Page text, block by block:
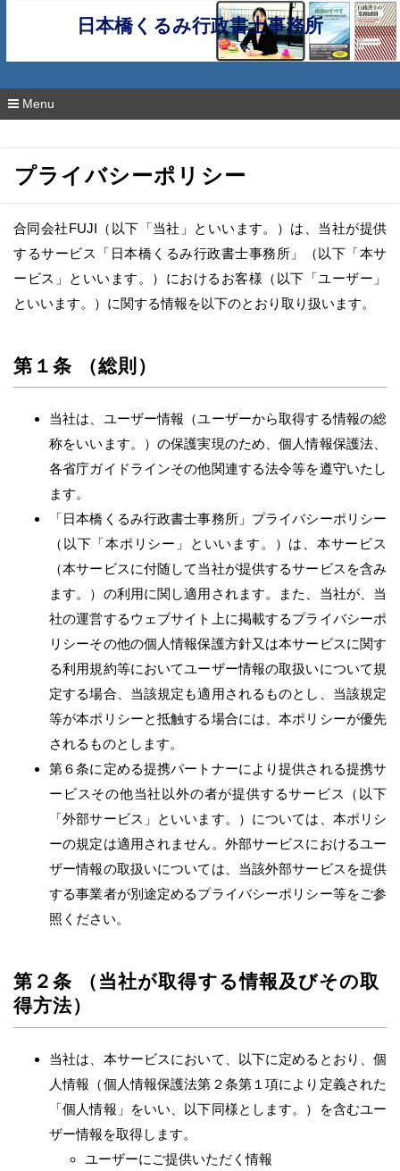
日本橋くるみ行政書士事務所
Menu
へ
プライバシーポリシー
合同会社FUJI（以下「当社」といいます。）は、当社が提供
するサービス「日本橋くるみ行政書士事務所」（以下「本サ
ービス」といいます。）におけるお客様（以下「ユーザー」
といいます。）に関する情報を以下のとおり取り扱います。
第１条 （総則）
当社は、ユーザー情報（ユーザーから取得する情報の総
称をいいます。）の保護実現のため、個人情報保護法、
各省庁ガイドラインその他関連する法令等を遵守いたし
ます。
「日本橋くるみ行政書士事務所」プライバシーポリシー
（以下「本ポリシー」といいます。）は、本サービス
（本サービスに付随して当社が提供するサービスを含み
ます。）の利用に関し適用されます。また、当社が、当
社の運営するウェブサイト上に掲載するプライバシーポ
リシーその他の個人情報保護方針又は本サービスに関す
る利用規約等においてユーザー情報の取扱いについて規
定する場合、当該規定も適用されるものとし、当該規定
等が本ポリシーと抵触する場合には、本ポリシーが優先
されるものとします。
第６条に定める提携パートナーにより提供される提携サ
ービスその他当社以外の者が提供するサービス（以下
「外部サービス」といいます。）については、本ポリシ
ーの規定は適用されません。外部サービスにおけるユー
ザー情報の取扱いについては、当該外部サービスを提供
する事業者が別途定めるプライバシーポリシー等をご参
照ください。
第２条 （当社が取得する情報及びその取
得方法）
当社は、本サービスにおいて、以下に定めるとおり、個
人情報（個人情報保護法第２条第１項により定義された
「個人情報」をいい、以下同様とします。）を含むユー
ザー情報を取得します。
ユーザーにご提供いただく情報